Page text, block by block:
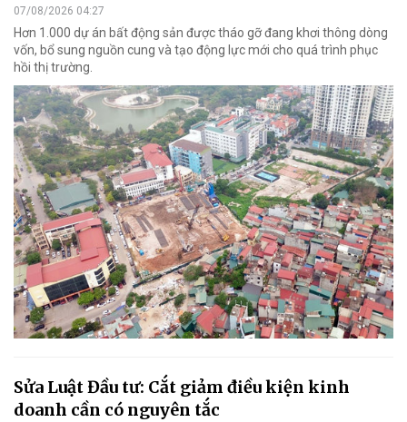
07/08/2026 04:27
Hơn 1.000 dự án bất động sản được tháo gỡ đang khơi thông dòng
vốn, bổ sung nguồn cung và tạo động lực mới cho quá trình phục
hồi thị trường.
Sửa Luật Đầu tư: Cắt giảm điều kiện kinh
doanh cần có nguyên tắc